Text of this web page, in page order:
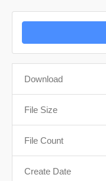
Download
File Size
File Count
Create Date